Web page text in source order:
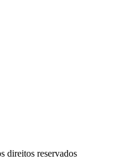
reservados